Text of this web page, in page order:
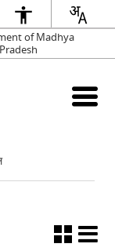
of Madhya
Pradesh